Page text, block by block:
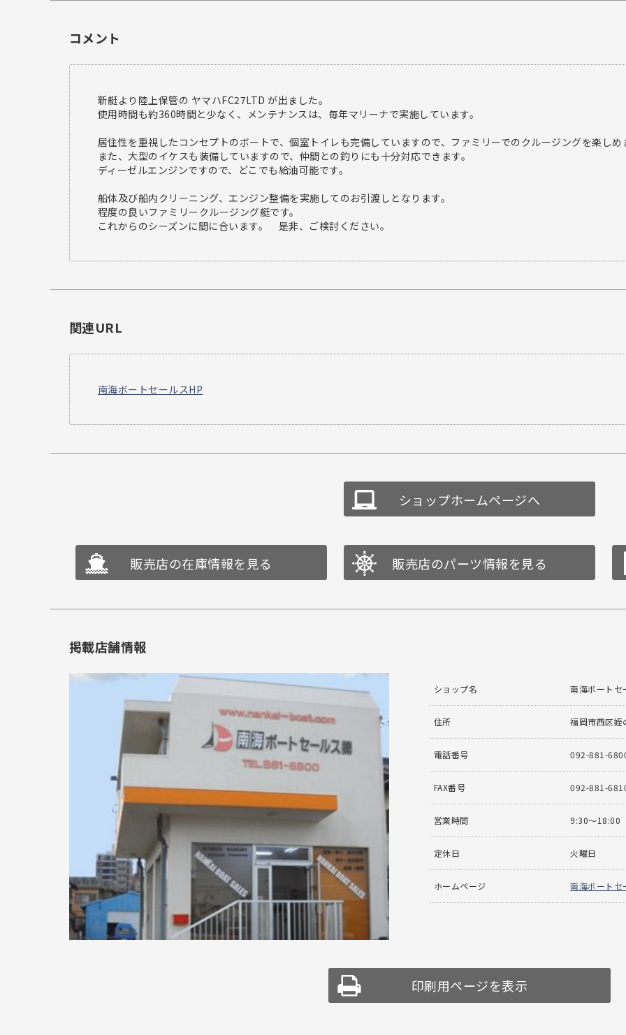
コメント
新艇より陸上保管の ヤマハFC27LTD が出ました。
使用時間も約360時間と少なく、メンテナンスは、毎年マリーナで実施しています。
居住性を重視したコンセプトのボートで、個室トイレも完備していますので、ファミリーでのクルージングを楽しめ
また、大型のイケスも装備していますので、仲間との釣りにも十分対応できます。
ディーゼルエンジンですので、どこでも給油可能です。
船体及び船内クリーニング、エンジン整備を実施してのお引渡しとなります。
程度の良いファミリークルージング艇です。
これからのシーズンに間に合います。 是非、ご検討ください。
関連URL
南海ボートセールスHP
ショップホームページへ
販売店の在庫情報を見る 販売店のパーツ情報を見る
掲載店舗情報
ショップ名 南海ボートセ
住所 福岡市西区
電話番号 092-881-
FAX番号 092-881-
営業時間 9:30〜18:00
定休日 火曜日
ホームページ 南海ボートセ
印刷用ページを表示